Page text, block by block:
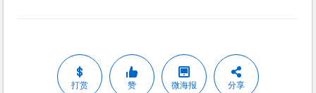
打赏 赞 微海报 分享